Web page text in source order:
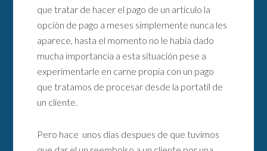
que tratar de hacer el pago de un articulo la
opción de pago a meses simplemente nunca les
aparece, hasta el momento no le había dado
mucha importancia a esta situación pese a
experimentarle en carne propia con un pago
que tratamos de procesar desde la portatil de
un cliente.
Pero hace unos días despues de que tuvimos